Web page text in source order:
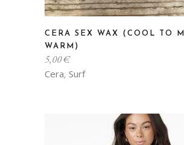
Cera, Surf
CERA SEX WAX (COOL TO
WARM)
5,00€